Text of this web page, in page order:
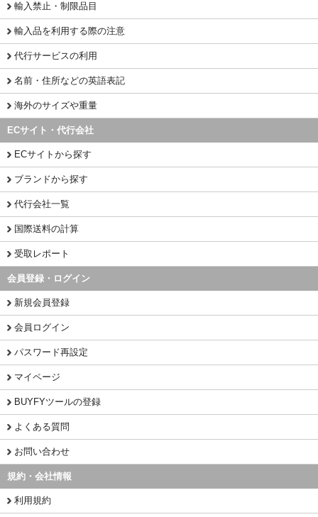
輸入禁止・制限品目
輸入品を利用する際の注意
代行サービスの利用
名前・住所などの英語表記
海外のサイズや重量
ECサイト・代行会社
ECサイトから探す
ブランドから探す
代行会社一覧
国際送料の計算
受取レポート
会員登録・ログイン
新規会員登録
会員ログイン
パスワード再設定
マイページ
BUYFYツールの登録
よくある質問
お問い合わせ
規約・会社情報
利用規約